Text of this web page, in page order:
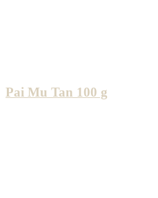
Pai Mu Tan 100 g